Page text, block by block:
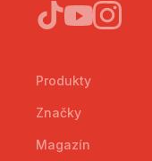
Produkty
Značky
Magazín